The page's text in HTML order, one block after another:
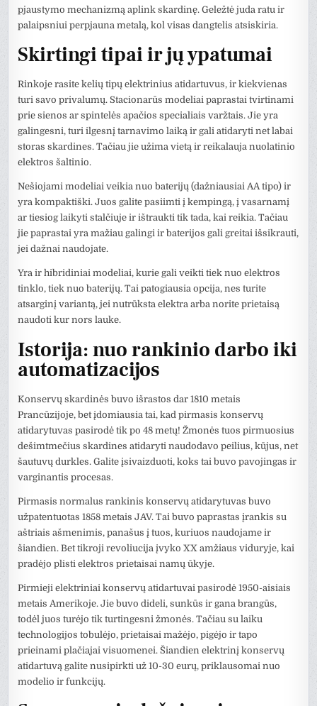
pjaustymo mechanizmą aplink skardinę. Geležtė juda ratu ir
palaipsniui perpjauna metalą, kol visas dangtelis atsiskiria.
Skirtingi tipai ir jų ypatumai
Rinkoje rasite kelių tipų elektrinius atidartuvus, ir kiekvienas
turi savo privalumų. Stacionarūs modeliai paprastai tvirtinami
prie sienos ar spintelės apačios specialiais varžtais. Jie yra
galingesni, turi ilgesnį tarnavimo laiką ir gali atidaryti net labai
storas skardines. Tačiau jie užima vietą ir reikalauja nuolatinio
elektros šaltinio.
Nešiojami modeliai veikia nuo baterijų (dažniausiai AA tipo) ir
yra kompaktiški. Juos galite pasiimti į kempingą, į vasarnamį
ar tiesiog laikyti stalčiuje ir ištraukti tik tada, kai reikia. Tačiau
jie paprastai yra mažiau galingi ir baterijos gali greitai išsikrauti,
jei dažnai naudojate.
Yra ir hibridiniai modeliai, kurie gali veikti tiek nuo elektros
tinklo, tiek nuo baterijų. Tai patogiausia opcija, nes turite
atsarginį variantą, jei nutrūksta elektra arba norite prietaisą
naudoti kur nors lauke.
Istorija: nuo rankinio darbo iki
automatizacijos
Konservų skardinės buvo išrastos dar 1810 metais
Prancūzijoje, bet įdomiausia tai, kad pirmasis konservų
atidarytuvas pasirodė tik po 48 metų! Žmonės tuos pirmuosius
dešimtmečius skardines atidaryti naudodavo peilius, kūjus, net
šautuvų durkles. Galite įsivaizduoti, koks tai buvo pavojingas ir
varginantis procesas.
Pirmasis normalus rankinis konservų atidarytuvas buvo
užpatentuotas 1858 metais JAV. Tai buvo paprastas įrankis su
aštriais ašmenimis, panašus į tuos, kuriuos naudojame ir
šiandien. Bet tikroji revoliucija įvyko XX amžiaus viduryje, kai
pradėjo plisti elektros prietaisai namų ūkyje.
Pirmieji elektriniai konservų atidartuvai pasirodė 1950-aisiais
metais Amerikoje. Jie buvo dideli, sunkūs ir gana brangūs,
todėl juos turėjo tik turtingesni žmonės. Tačiau su laiku
technologijos tobulėjo, prietaisai mažėjo, pigėjo ir tapo
prieinami plačiajai visuomenei. Šiandien elektrinį konservų
atidartuvą galite nusipirkti už 10-30 eurų, priklausomai nuo
modelio ir funkcijų.